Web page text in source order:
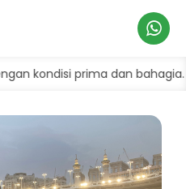
prima dan bahagia.